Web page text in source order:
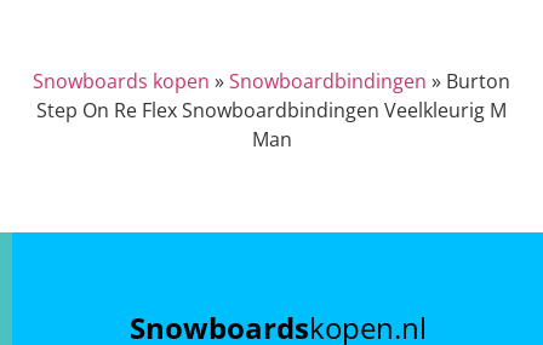
Snowboards kopen »Snowboardbindingen » Burton
Step On Re Flex Snowboardbindingen Veelkleurig M
Man
Snowboardskopen.nl